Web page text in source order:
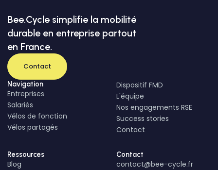
Bee.Cycle simplifie la mobilité
durable en entreprise partout
en France.
Contact
Navigation
Entreprises
Salariés
Vélos de fonction
Vélos partagés
Dispositif FMD
L'équipe
Nos engagements RSE
Success stories
Contact
Ressources
Blog
Contact
contact@bee-cycle.fr